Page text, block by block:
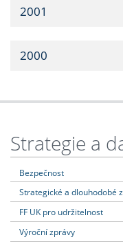
2001
2000
Strategie a
Bezpečnost
Strategické a dlouhodobé
FF UK pro udržitelnost
Výroční zprávy